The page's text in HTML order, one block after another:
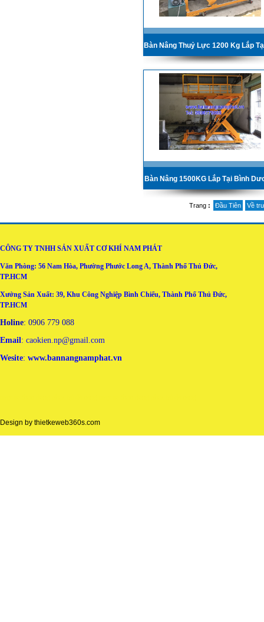
Bàn Nâng 1500KG Lắp Tại Bình
Trang : Đầu Tiên Về
CÔNG TY TNHH SẢN XUẤT CƠ KHÍ NAM PHÁT
Văn Phòng: 56 Nam Hòa, Phường Phước Long A, Thành Phố Thủ Đức,
TP.HCM
Xưởng Sản Xuất: 39, Khu Công Nghiệp Bình Chiểu, Thành Phố Thủ Đức,
TP.HCM
Holine: 0906 779 088
Email: caokien.np@gmail.com
Wesite: www.bannangnamphat.vn
Design by thietkeweb360s.com